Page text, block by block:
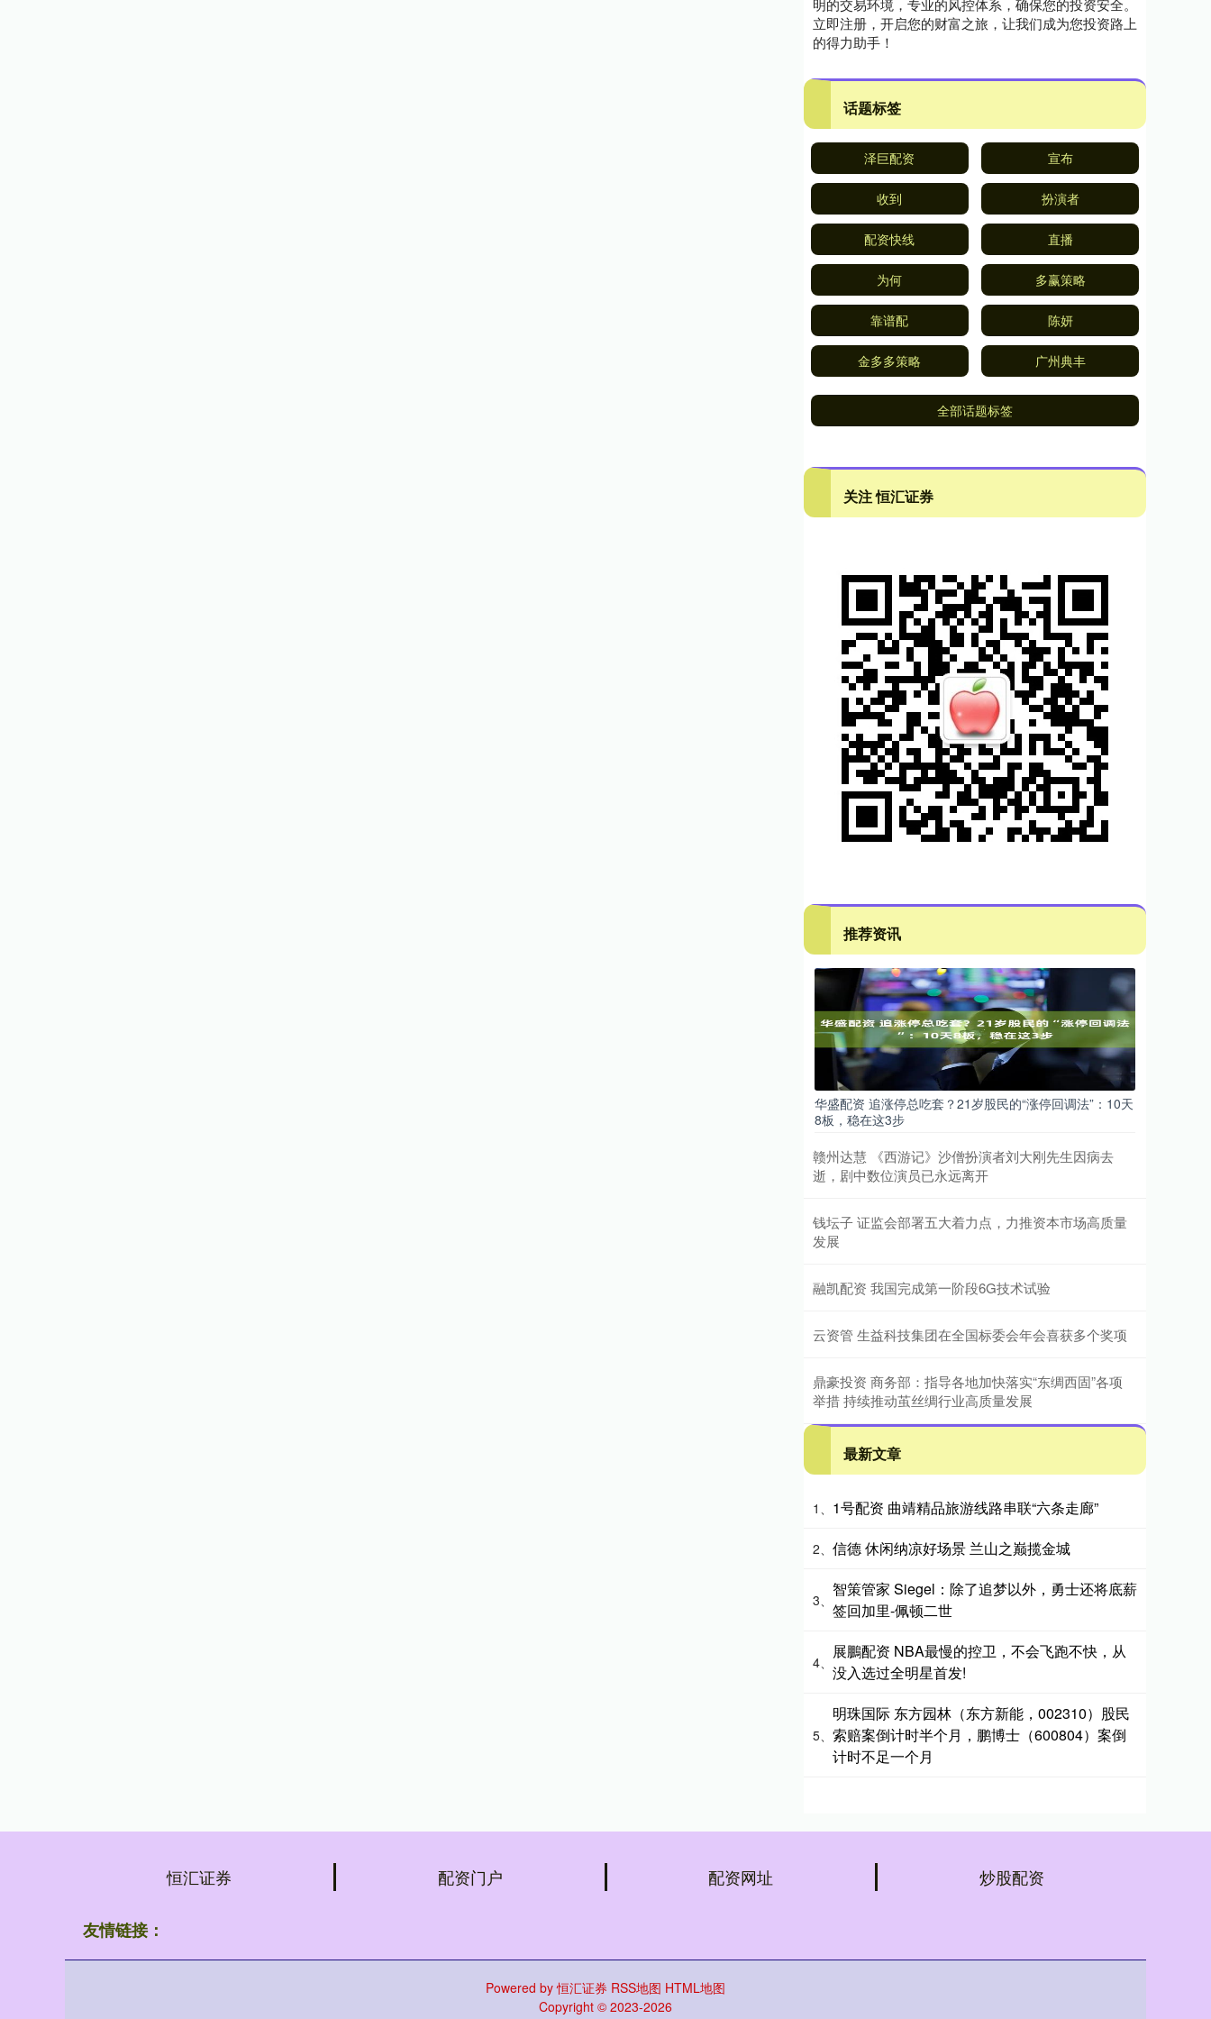
明的交易环境，专业的风控体系，确保您的投资安全。
立即注册，开启您的财富之旅，让我们成为您投资路上
的得力助手！
话题标签
泽巨配资 宣布
收到 扮演者
配资快线 直播
为何 多赢策略
靠谱配 陈妍
金多多策略 广州典丰
全部话题标签
关注 恒汇证券
推荐资讯
华盛配资 追涨停总吃套？21岁股民的“涨停回调法”：10天
8板，稳在这3步
赣州达慧 《西游记》沙僧扮演者刘大刚先生因病去
逝，剧中数位演员已永远离开
钱坛子 证监会部署五大着力点，力推资本市场高质量
发展
融凯配资 我国完成第一阶段6G技术试验
云资管 生益科技集团在全国标委会年会喜获多个奖项
鼎豪投资 商务部：指导各地加快落实“东绸西固”各项
举措 持续推动茧丝绸行业高质量发展
最新文章
1、 1号配资 曲靖精品旅游线路串联“六条走廊”
2、 信德 休闲纳凉好场景 兰山之巅揽金城
3、
智策管家 Siegel：除了追梦以外，勇士还将底薪
签回加里-佩顿二世
4、
展鵬配资 NBA最慢的控卫，不会飞跑不快，从
没入选过全明星首发!
5、
明珠国际 东方园林（东方新能，002310）股民
索赔案倒计时半个月，鹏博士（600804）案倒
计时不足一个月
恒汇证券 配资门户 配资网址 炒股配资
友情链接：
Powered by恒汇证券 RSS地图 HTML地图
Copyright © 2023-2026